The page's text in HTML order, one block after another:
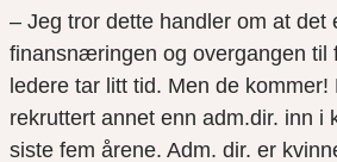
– Jeg tror dette handler om at det
finansnæringen og overgangen til
ledere tar litt tid. Men de
rekruttert annet enn adm.dir. inn i
siste fem årene. Adm. dir. er